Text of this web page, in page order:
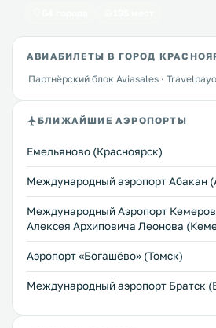
АВИАБИЛЕТЫ В ГОРОД
Партнёрский блок Aviasales ·
БЛИЖАЙШИЕ АЭРОПОРТЫ
Емельяново (Красноярск)
Международный аэропорт Абакан
Международный Аэропорт
Алексея Архиповича Леонова
Аэропорт «Богашёво» (Томск)
Международный аэропорт Братск